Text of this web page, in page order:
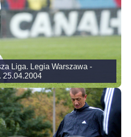
Liga. Legia Warszawa -
25.04.2004